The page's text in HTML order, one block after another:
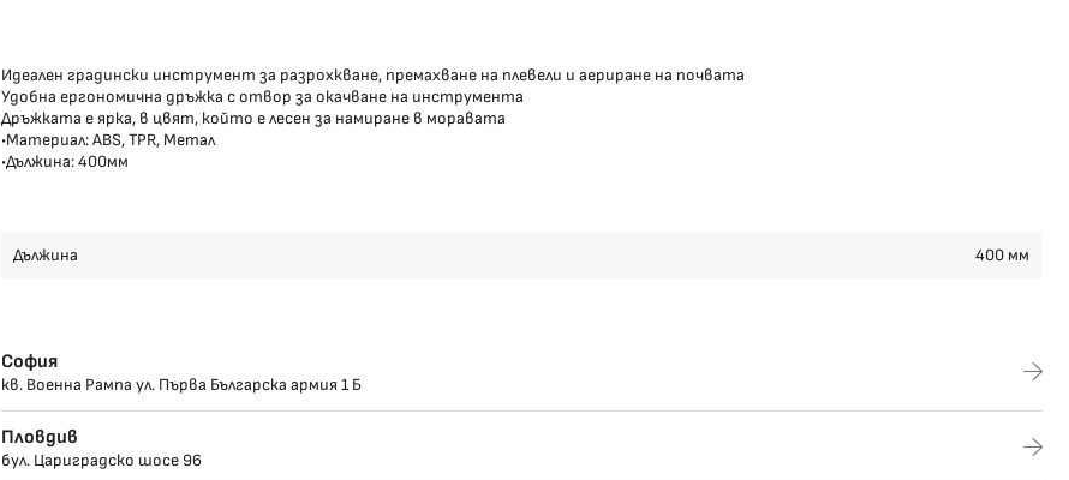
Идеален градински инструмент за разрохкване, премахване на плевели и аериране на почвата
Удобна ергономична дръжка с отвор за окачване на инструмента
Дръжката е ярка, в цвят, който е лесен за намиране в моравата
•Материал: ABS, TPR, Метал
•Дължина: 400мм
Дължина 400 мм
София
кв. Военна Рампа ул. Първа Българска армия 1 Б
Пловдив
бул. Цариградско шосе 96